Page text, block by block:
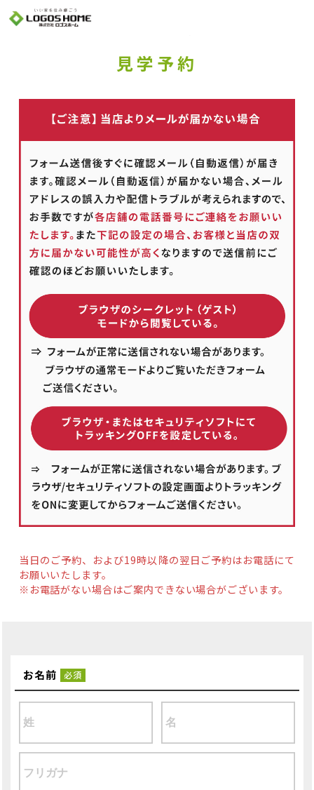
見学予約
当日のご予約、および19時以降の翌日ご予約はお電話にて
お願いいたします。
※お電話がない場合はご案内できない場合がございます。
お名前 必須
Cookie を使用して、お客様の活動を追跡してもよろしいですか? 当社ではお客様の
プライバシーを極めて重視しています。詳細について、およびご質問がある場合